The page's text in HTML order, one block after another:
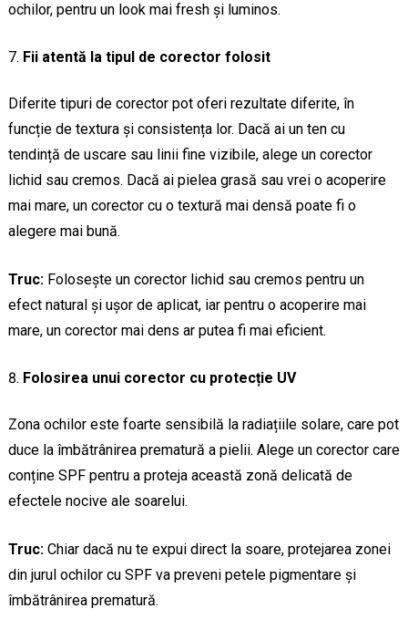
ochilor, pentru un look mai fresh și luminos.
Fii atentă la tipul de corector folosit
Diferite tipuri de corector pot oferi rezultate diferite, în
funcție de textura și consistența lor. Dacă ai un ten cu
tendință de uscare sau linii fine vizibile, alege un corector
lichid sau cremos. Dacă ai pielea grasă sau vrei o acoperire
mai mare, un corector cu o textură mai densă poate fi o
alegere mai bună.
Truc:Folosește un corector lichid sau cremos pentru un
efect natural și ușor de aplicat, iar pentru o acoperire mai
mare, un corector mai dens ar putea fi mai eficient.
Folosirea unui corector cu protecție UV
Zona ochilor este foarte sensibilă la radiațiile solare, care pot
duce la îmbătrânirea prematură a pielii. Alege un corector care
conține SPF pentru a proteja această zonă delicată de
efectele nocive ale soarelui.
Truc:Chiar dacă nu te expui direct la soare, protejarea zonei
din jurul ochilor cu SPF va preveni petele pigmentare și
îmbătrânirea prematură.